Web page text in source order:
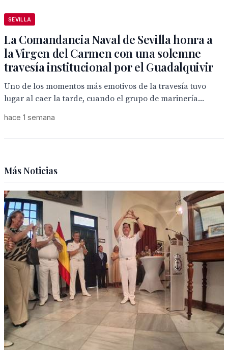
SEVILLA
La Comandancia Naval de Sevilla honra a
la Virgen del Carmen con una solemne
travesía institucional por el Guadalquivir
Uno de los momentos más emotivos de la travesía tuvo
lugar al caer la tarde, cuando el grupo de marinería...
hace 1 semana
Más Noticias